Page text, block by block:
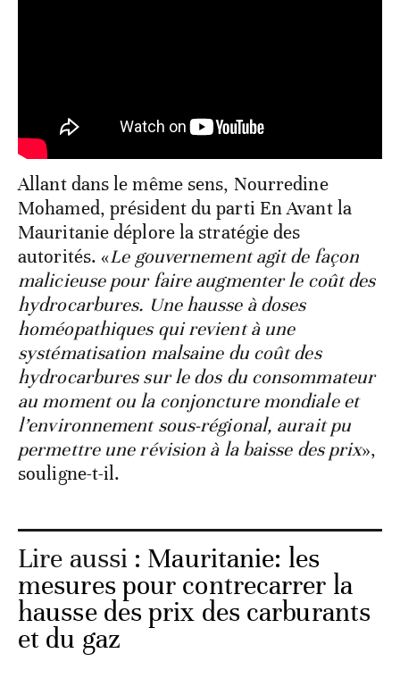
Allant dans le même sens, Nourredine
Mohamed, président du parti En Avant la
Mauritanie déplore la stratégie des
autorités. «Le gouvernement agit de façon
malicieuse pour faire augmenter le coût des
hydrocarbures. Une hausse à doses
homéopathiques qui revient à une
systématisation malsaine du coût des
hydrocarbures sur le dos du consommateur
au moment ou la conjoncture mondiale et
l’environnement sous-régional, aurait pu
permettre une révision à la baisse des prix»,
souligne-t-il.
Lire aussi : Mauritanie: les
mesures pour contrecarrer la
hausse des prix des carburants
et du gaz